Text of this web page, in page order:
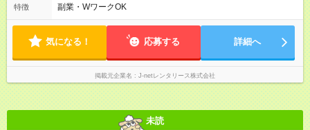
20:00 ※休憩：6時間以上勤務で1時間 ※上記シフト例以外も可
育児と両立できる職場／ ◎土日のみ、平日のみ、扶養内、Wワ
ークOK！
特徴 副業・WワークOK
気になる！ 応募する 詳細へ
掲載元企業名 J-netレンタリース株式会社
未読